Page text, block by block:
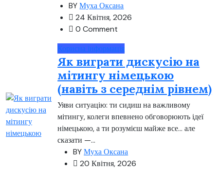
BYМуха Оксана
24 Квітня, 2026
0 Comment
Корисна інформація
Як виграти дискусію на
мітингу німецькою
(навіть з середнім рівнем)
Уяви ситуацію: ти сидиш на важливому
мітингу, колеги впевнено обговорюють ідеї
німецькою, а ти розумієш майже все… але
сказати —...
BYМуха Оксана
20 Квітня, 2026